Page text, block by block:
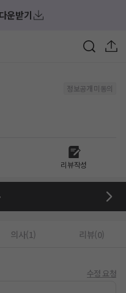
운받기
정보공개 미동의
리뷰작성
의사(1) 리뷰(0)
수정 요청